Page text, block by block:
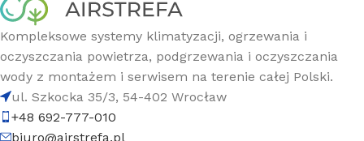
Kompleksowe systemy klimatyzacji, ogrzewania i
oczyszczania powietrza, podgrzewania i oczyszczania
wody z montażem i serwisem na terenie całej Polski.
ul. Szkocka 35/3, 54-402 Wrocław
+48 692-777-010
biuro@airstrefa.pl